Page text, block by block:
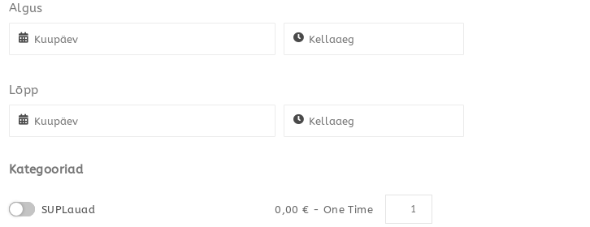
Algus
Lõpp
Kategooriad
SUPLauad 0,00€ - One Time Kogus